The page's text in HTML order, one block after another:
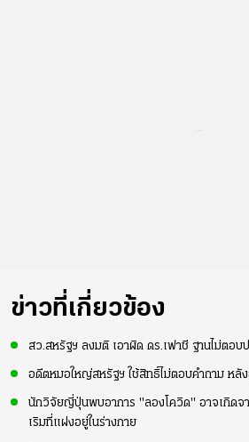
ข่าวที่เกี่ยวข้อง
สว.สหรัฐฯ ลงมติ เอาผิด ดร.เฟาชี ฐานไม่ตอบ
อดีตหมอใหญ่สหรัฐฯ ใช้สิทธิ์ไม่ตอบคำถาม หลั
นักวิจัยญี่ปุ่นพบอาการ "ลองโควิด" อาจเกิดจ
เริมที่แฝงอยู่ในร่างกาย